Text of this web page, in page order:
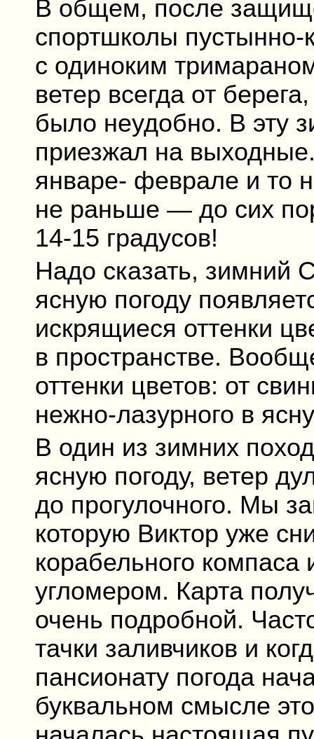
В общем, после
спортшколы пустынно-
с одиноким
ветер всегда от
было неудобно. В эту
приезжал на
январе- феврале и то
не раньше — до сих
14-15 градусов!
Надо сказать, зимний
ясную погоду
искрящиеся оттенки
в пространстве.
оттенки цветов: от
нежно-лазурного в
В один из зимних
ясную погоду, ветер
до прогулочного. Мы
которую Виктор уже
корабельного компаса
угломером. Карта
очень подробной.
тачки заливчиков и
пансионату погода
буквальном смысле